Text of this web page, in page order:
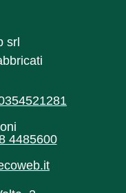
srl
4485600‬